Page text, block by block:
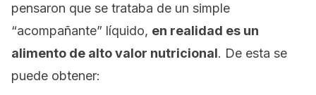
pensaron que se trataba de un simple
“acompañante” líquido, en realidad es un
alimento de alto valor nutricional. De esta se
puede obtener: